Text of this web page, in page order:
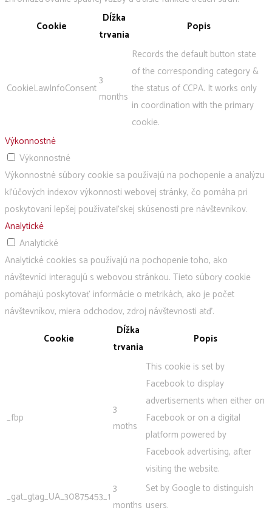
Cookie
Dĺžka
trvania
Popis
CookieLawInfoConsent
3
months
Records the default button state
of the corresponding category &
the status of CCPA. It works only
in coordination with the primary
cookie.
Výkonnostné
Výkonnostné
Výkonnostné súbory cookie sa používajú na pochopenie a analýzu
kľúčových indexov výkonnosti webovej stránky, čo pomáha pri
poskytovaní lepšej používateľskej skúsenosti pre návštevníkov.
Analytické
Analytické
Analytické cookies sa používajú na pochopenie toho, ako
návštevníci interagujú s webovou stránkou. Tieto súbory cookie
pomáhajú poskytovať informácie o metrikách, ako je počet
návštevníkov, miera odchodov, zdroj návštevnosti atď.
Cookie
Dĺžka
trvania
Popis
_fbp
3
moths
This cookie is set by
Facebook to display
advertisements when either on
Facebook or on a digital
platform powered by
Facebook advertising, after
visiting the website.
_gat_gtag_UA_30875453_1
3
months
Set by Google to distinguish
users.